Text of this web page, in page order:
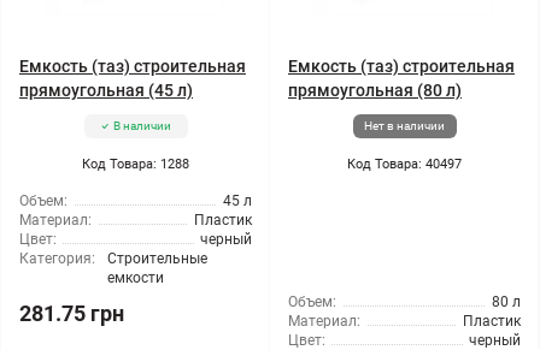
Емкость (таз) строительная
прямоугольная (45 л)
В наличии
Код Товара: 1288
Объем:
45 л
Материал:
Пластик
Цвет:
черный
Категория:
Строительные
емкости
281.75 грн
Емкость (таз) строительная
прямоугольная (80 л)
Нет в наличии
Код Товара: 40497
Объем:
80 л
Материал:
Пластик
Цвет:
черный